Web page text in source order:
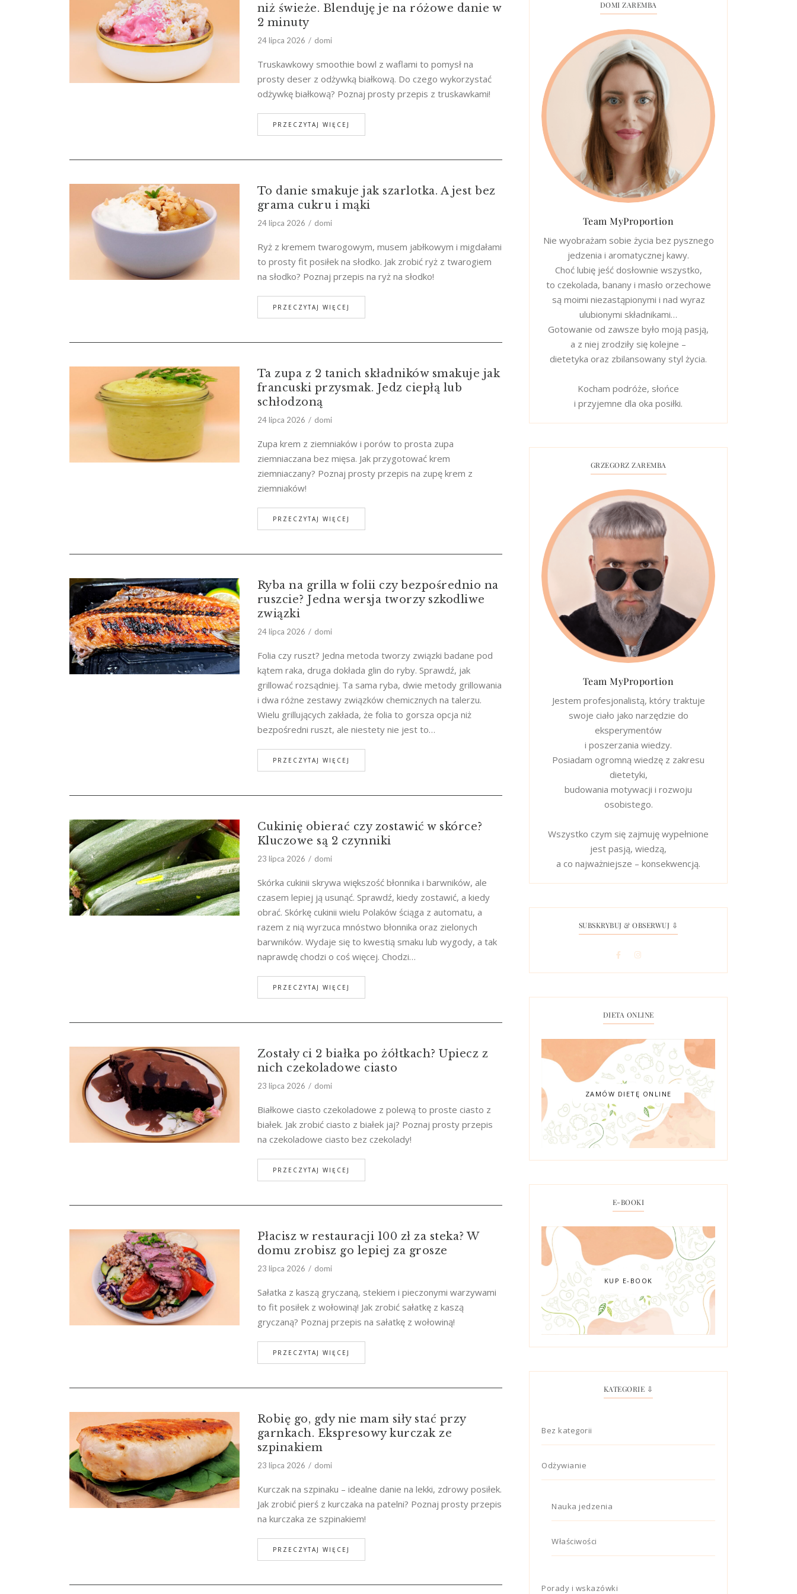
niż świeże. Blenduję je na różowe danie w
2 minuty
24 lipca 2026 domi
Truskawkowy smoothie bowl z waflami to pomysł na
prosty deser z odżywką białkową. Do czego wykorzystać
odżywkę białkową? Poznaj prosty przepis z truskawkami!
PRZECZYTAJ WIĘCEJ
To danie smakuje jak szarlotka. A jest bez
grama cukru i mąki
24 lipca 2026 domi
Ryż z kremem twarogowym, musem jabłkowym i migdałami
to prosty fit posiłek na słodko. Jak zrobić ryż z twarogiem
na słodko? Poznaj przepis na ryż na słodko!
PRZECZYTAJ WIĘCEJ
Ta zupa z 2 tanich składników smakuje jak
francuski przysmak. Jedz ciepłą lub
schłodzoną
24 lipca 2026 domi
Zupa krem z ziemniaków i porów to prosta zupa
ziemniaczana bez mięsa. Jak przygotować krem
ziemniaczany? Poznaj prosty przepis na zupę krem z
ziemniaków!
PRZECZYTAJ WIĘCEJ
Ryba na grilla w folii czy bezpośrednio na
ruszcie? Jedna wersja tworzy szkodliwe
związki
24 lipca 2026 domi
Folia czy ruszt? Jedna metoda tworzy związki badane pod
kątem raka, druga dokłada glin do ryby. Sprawdź, jak
grillować rozsądniej. Ta sama ryba, dwie metody grillowania
i dwa różne zestawy związków chemicznych na talerzu.
Wielu grillujących zakłada, że folia to gorsza opcja niż
bezpośredni ruszt, ale niestety nie jest to…
PRZECZYTAJ WIĘCEJ
Cukinię obierać czy zostawić w skórce?
Kluczowe są 2 czynniki
23 lipca 2026 domi
Skórka cukinii skrywa większość błonnika i barwników, ale
czasem lepiej ją usunąć. Sprawdź, kiedy zostawić, a kiedy
obrać. Skórkę cukinii wielu Polaków ściąga z automatu, a
razem z nią wyrzuca mnóstwo błonnika oraz zielonych
barwników. Wydaje się to kwestią smaku lub wygody, a tak
naprawdę chodzi o coś więcej. Chodzi…
PRZECZYTAJ WIĘCEJ
Zostały ci 2 białka po żółtkach? Upiecz z
nich czekoladowe ciasto
23 lipca 2026 domi
Białkowe ciasto czekoladowe z polewą to proste ciasto z
białek. Jak zrobić ciasto z białek jaj? Poznaj prosty przepis
na czekoladowe ciasto bez czekolady!
PRZECZYTAJ WIĘCEJ
Płacisz w restauracji 100 zł za steka? W
domu zrobisz go lepiej za grosze
23 lipca 2026 domi
Sałatka z kaszą gryczaną, stekiem i pieczonymi warzywami
to fit posiłek z wołowiną! Jak zrobić sałatkę z kaszą
gryczaną? Poznaj przepis na sałatkę z wołowiną!
PRZECZYTAJ WIĘCEJ
Robię go, gdy nie mam siły stać przy
garnkach. Ekspresowy kurczak ze
szpinakiem
23 lipca 2026 domi
Kurczak na szpinaku – idealne danie na lekki, zdrowy posiłek.
Jak zrobić pierś z kurczaka na patelni? Poznaj prosty przepis
na kurczaka ze szpinakiem!
PRZECZYTAJ WIĘCEJ
DOMI ZAREMBA
Team MyProportion
Nie wyobrażam sobie życia bez pysznego
jedzenia i aromatycznej kawy.
Choć lubię jeść dosłownie wszystko,
to czekolada, banany i masło orzechowe
są moimi niezastąpionymi i nad wyraz
ulubionymi składnikami…
Gotowanie od zawsze było moją pasją,
a z niej zrodziły się kolejne –
dietetyka oraz zbilansowany styl życia.
Kocham podróże, słońce
i przyjemne dla oka posiłki.
GRZEGORZ ZAREMBA
Team MyProportion
Jestem profesjonalistą, który traktuje
swoje ciało jako narzędzie do
eksperymentów
i poszerzania wiedzy.
Posiadam ogromną wiedzę z zakresu
dietetyki,
budowania motywacji i rozwoju
osobistego.
Wszystko czym się zajmuję wypełnione
jest pasją, wiedzą,
a co najważniejsze – konsekwencją.
SUBSKRYBUJ & OBSERWUJ ⇩
DIETA ONLINE
ZAMÓW DIETĘ ONLINE
E-BOOKI
KUP E-BOOK
KATEGORIE ⇩
Bez kategorii
Odżywianie
Nauka jedzenia
Właściwości
Porady i wskazówki